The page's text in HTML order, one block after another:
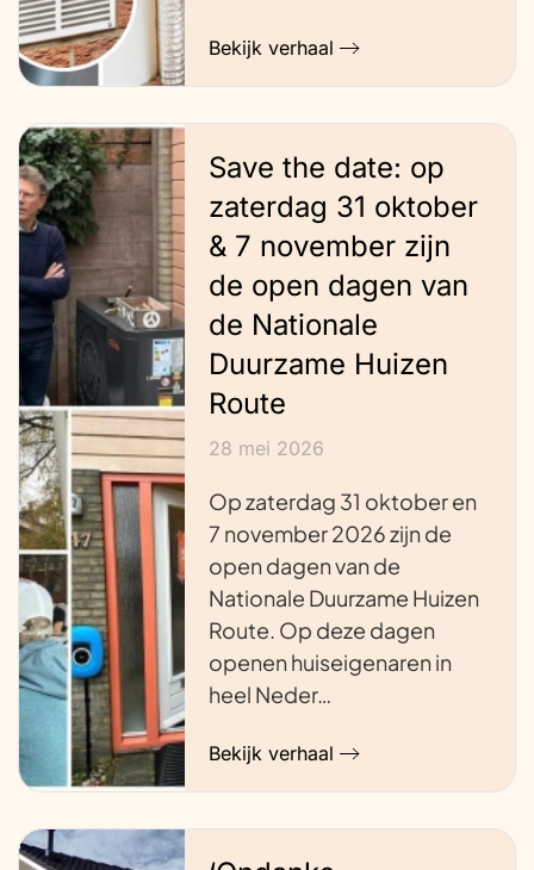
Bekijk verhaal
Save the date: op
zaterdag 31 oktober
& 7 november zijn
de open dagen van
de Nationale
Duurzame Huizen
Route
28 mei 2026
Op zaterdag 31 oktober en
7 november 2026 zijn de
open dagen van de
Nationale Duurzame Huizen
Route. Op deze dagen
openen huiseigenaren in
heel Neder…
Bekijk verhaal